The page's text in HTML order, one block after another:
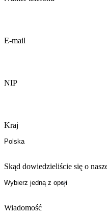
E-mail
NIP
Kraj
Skąd dowiedzieliście się o
Wiadomość